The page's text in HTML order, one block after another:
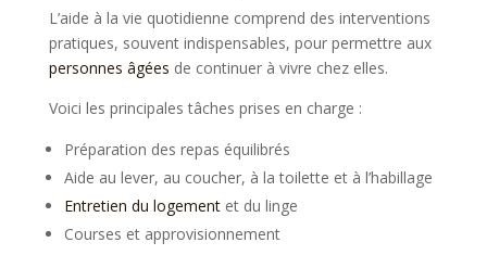
L’aide à la vie quotidienne comprend des interventions
pratiques, souvent indispensables, pour permettre aux
personnes âgées de continuer à vivre chez elles.
Voici les principales tâches prises en charge :
Préparation des repas équilibrés
Aide au lever, au coucher, à la toilette et à l’habillage
Entretien du logementet du linge
Courses et approvisionnement